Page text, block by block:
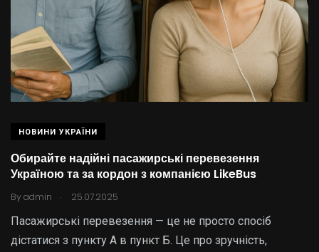
НОВИНИ УКРАЇНИ
Обирайте надійні пасажирські перевезення
Україною та за кордон з компанією LikeBus
By admin . 25.07.2025
Пасажирські перевезення — це не просто спосіб
дістатися з пункту А в пункт Б. Це про зручність,